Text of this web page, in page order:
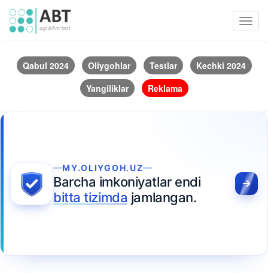
Qabul 2024 Oliygohlar Testlar
Kechki 2024
Yangiliklar
Reklama
MY.OLIYGOH.UZ
Barcha imkoniyatlar endi
bitta tizimda jamlangan.